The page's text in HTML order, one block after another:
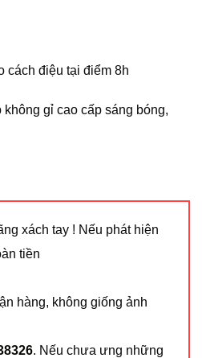
cách điệu tại điểm 8h
gỉ cao cấp sáng bóng,
xách tay ! Nếu phát hiện
tiền
hàng, không giống ảnh
. Nếu chưa ưng những